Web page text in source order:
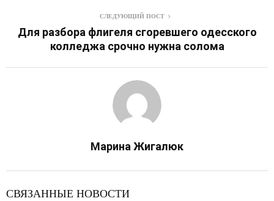
СЛЕДУЮЩИЙ ПОСТ
Для разбора флигеля сгоревшего одесского
колледжа срочно нужна солома
Марина Жигалюк
СВЯЗАННЫЕ НОВОСТИ